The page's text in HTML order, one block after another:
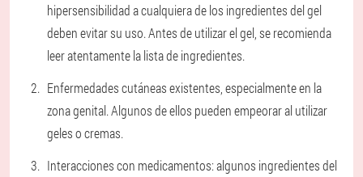
hipersensibilidad a cualquiera de los ingredientes del gel
deben evitar su uso. Antes de utilizar el gel, se recomienda
leer atentamente la lista de ingredientes.
Enfermedades cutáneas existentes, especialmente en la
zona genital. Algunos de ellos pueden empeorar al utilizar
geles o cremas.
Interacciones con medicamentos: algunos ingredientes del